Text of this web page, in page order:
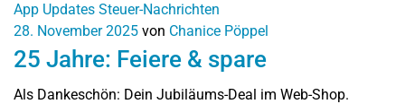
App Updates Steuer-Nachrichten
28. November 2025 von Chanice Pöppel
25 Jahre: Feiere & spare
Als Dankeschön: Dein Jubiläums-Deal im Web-Shop.